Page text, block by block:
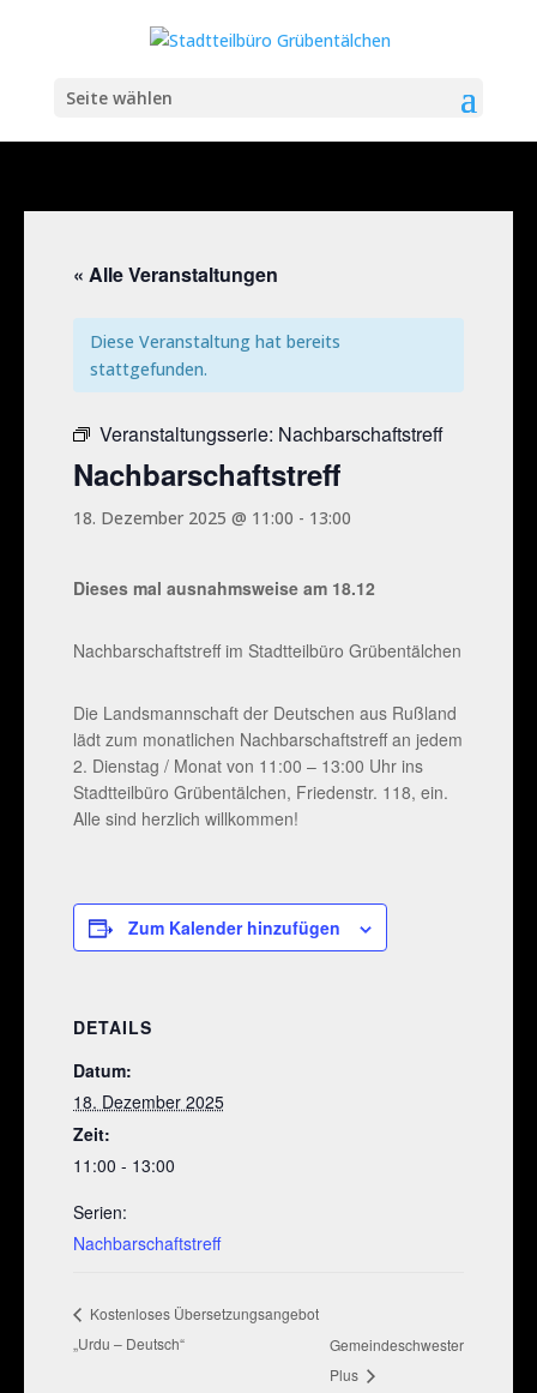
Seite wählen
« Alle Veranstaltungen
Diese Veranstaltung hat bereits
stattgefunden.
Veranstaltungsserie: Nachbarschaftstreff
Nachbarschaftstreff
18. Dezember 2025 @ 11:00 - 13:00
Dieses mal ausnahmsweise am 18.12
Nachbarschaftstreff im Stadtteilbüro Grübentälchen
Die Landsmannschaft der Deutschen aus Rußland
lädt zum monatlichen Nachbarschaftstreff an jedem
2. Dienstag / Monat von 11:00 – 13:00 Uhr ins
Stadtteilbüro Grübentälchen, Friedenstr. 118, ein.
Alle sind herzlich willkommen!
Zum Kalender hinzufügen
DETAILS
Datum:
18. Dezember 2025
Zeit:
11:00 - 13:00
Serien:
Nachbarschaftstreff
Kostenloses Übersetzungsangebot
„Urdu – Deutsch“
Gemeindeschwester
Plus